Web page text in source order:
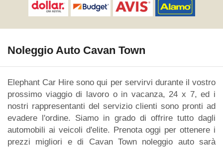
Noleggio Auto Cavan Town
Elephant Car Hire sono qui per servirvi durante il vostro
prossimo viaggio di lavoro o in vacanza, 24 x 7, ed i
nostri rappresentanti del servizio clienti sono pronti ad
evadere l'ordine. Siamo in grado di offrire tutto dagli
automobili ai veicoli d'elite. Prenota oggi per ottenere i
prezzi migliori e di Cavan Town noleggio auto sarà